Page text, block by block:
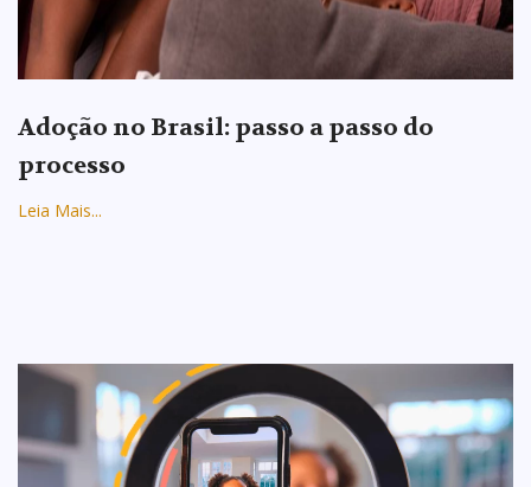
Adoção no Brasil: passo a passo do
processo
Leia Mais...